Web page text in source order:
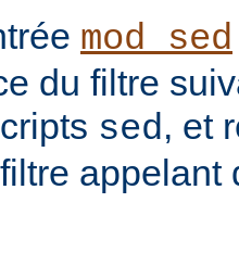
mod_sed
du filtre
sed, et
appelant